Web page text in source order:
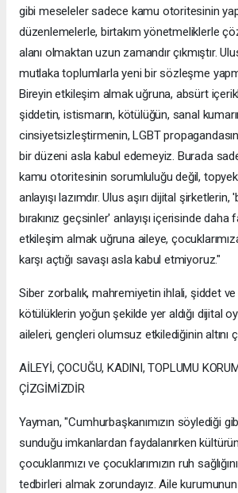
gibi meseleler sadece kamu otoritesinin
düzenlemelerle, birtakım yönetmeliklerle
alanı olmaktan uzun zamandır çıkmıştır.
mutlaka toplumlarla yeni bir sözleşme
Bireyin etkileşim almak uğruna, absürt
şiddetin, istismarın, kötülüğün, sanal
cinsiyetsizleştirmenin, LGBT
bir düzeni asla kabul edemeyiz. Burada
kamu otoritesinin sorumluluğu değil,
anlayışı lazımdır. Ulus aşırı dijital şirketlerin,
bırakınız geçsinler' anlayışı içerisinde
etkileşim almak uğruna aileye,
karşı açtığı savaşı asla kabul etmiyoruz."
Siber zorbalık, mahremiyetin ihlali, şiddet
kötülüklerin yoğun şekilde yer aldığı dijital
aileleri, gençleri olumsuz etkilediğinin altını
AİLEYİ, ÇOCUĞU, KADINI, TOPLUMU
ÇİZGİMİZDİR
Yayman, "Cumhurbaşkanımızın söylediği
sunduğu imkanlardan faydalanırken
çocuklarımızı ve çocuklarımızın ruh
tedbirleri almak zorundayız. Aile